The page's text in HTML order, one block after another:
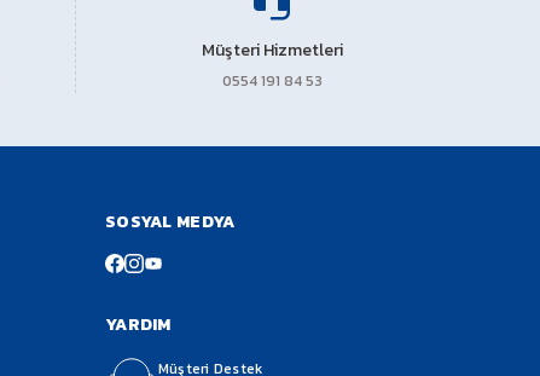
Müşteri Hizmetleri
0554 191 84 53
SOSYAL MEDYA
YARDIM
Müşteri Destek